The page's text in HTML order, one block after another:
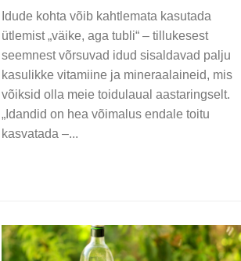
Idude kohta võib kahtlemata kasutada
ütlemist „väike, aga tubli“ – tillukesest
seemnest võrsuvad idud sisaldavad palju
kasulikke vitamiine ja mineraalaineid, mis
võiksid olla meie toidulaual aastaringselt.
„Idandid on hea võimalus endale toitu
kasvatada –...